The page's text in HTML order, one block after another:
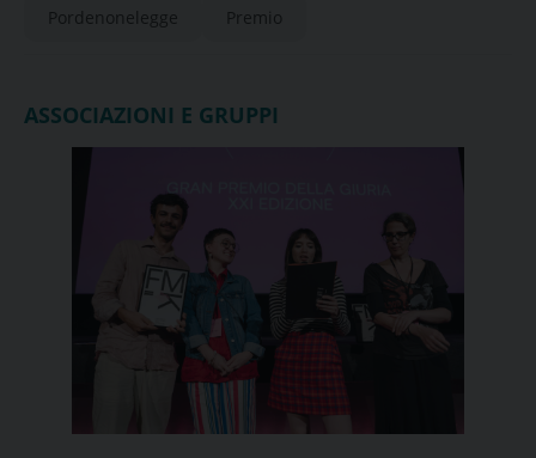
Pordenonelegge Premio
ASSOCIAZIONI E GRUPPI